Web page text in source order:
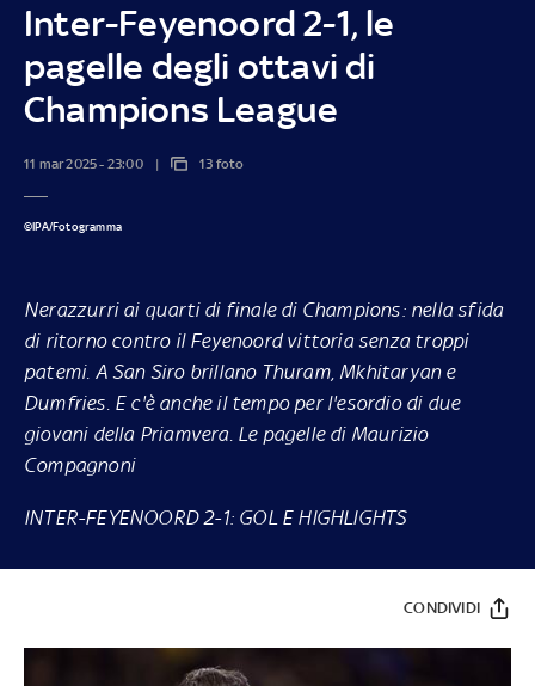
Inter-Feyenoord 2-1, le
pagelle degli ottavi di
Champions League
11 mar 2025 - 23:00 13 foto
©IPA/Fotogramma
Nerazzurri ai quarti di finale di Champions: nella sfida
di ritorno contro il Feyenoord vittoria senza troppi
patemi. A San Siro brillano Thuram, Mkhitaryan e
Dumfries. E c'è anche il tempo per l'esordio di due
giovani della Priamvera. Le pagelle di Maurizio
Compagnoni
INTER-FEYENOORD 2-1: GOL E HIGHLIGHTS
CONDIVIDI